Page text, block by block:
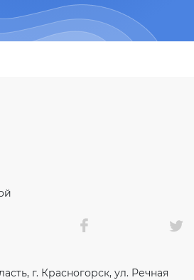
г. Красногорск, ул. Речная